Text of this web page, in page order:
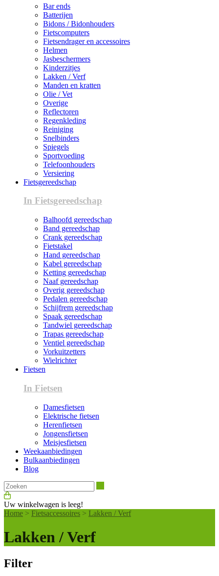
Bar ends
Batterijen
Bidons / Bidonhouders
Fietscomputers
Fietsendrager en accessoires
Helmen
Jasbeschermers
Kinderzitjes
Lakken / Verf
Manden en kratten
Olie / Vet
Overige
Reflectoren
Regenkleding
Reiniging
Snelbinders
Spiegels
Sportvoeding
Telefoonhouders
Versiering
Fietsgereedschap
In Fietsgereedschap
Balhoofd gereedschap
Band gereedschap
Crank gereedschap
Fietstakel
Hand gereedschap
Kabel gereedschap
Ketting gereedschap
Naaf gereedschap
Overig gereedschap
Pedalen gereedschap
Schijfrem gereedschap
Spaak gereedschap
Tandwiel gereedschap
Trapas gereedschap
Ventiel gereedschap
Vorkuitzetters
Wielrichter
Fietsen
In Fietsen
Damesfietsen
Elektrische fietsen
Herenfietsen
Jongensfietsen
Meisjesfietsen
Weekaanbiedingen
Bulkaanbiedingen
Blog
Uw winkelwagen is leeg!
Home > Fietsaccessoires > Lakken / Verf
Lakken / Verf
Filter